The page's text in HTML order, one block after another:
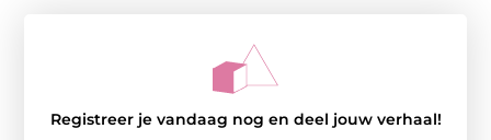
Registreer je vandaag nog en deel jouw verhaal!